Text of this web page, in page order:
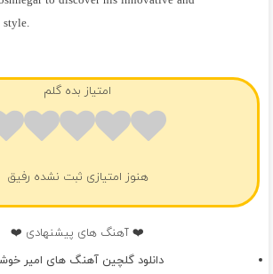
style.
امتیاز بده گلم
هنوز امتیازی ثبت نشده رفیق
❤️ آهنگ های پیشنهادی ❤️
دانلود گلچین آهنگ های امیر